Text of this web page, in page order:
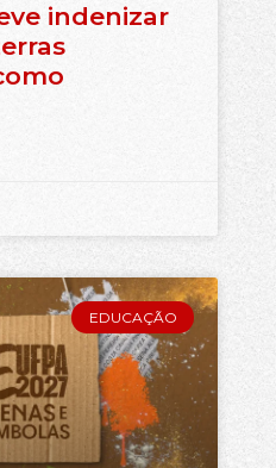
indenizar
EDUCAÇÃO